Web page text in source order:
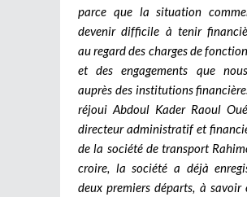
parce que la situation
devenir difficile à tenir
au regard des charges de
et des engagements que
auprès des institutions
réjoui Abdoul Kader Raoul
directeur administratif et
de la société de transport
croire, la société a déjà
deux premiers départs, à savoir